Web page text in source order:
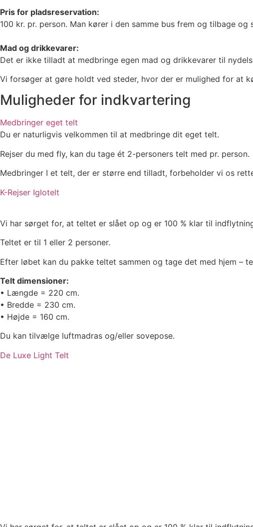
Pris for pladsreservation:
100 kr. pr. person. Man kører i den samme bus frem og tilbage
Mad og drikkevarer:
Det er ikke tilladt at medbringe egen mad og drikkevarer til
Vi forsøger at gøre holdt ved steder, hvor der er mulighed for at
Muligheder for indkvartering
Medbringer eget telt
Du er naturligvis velkommen til at medbringe dit eget telt.
Rejser du med fly, kan du tage ét 2-personers telt med pr. person.
Medbringer I et telt, der er større end tilladt, forbeholder vi os
K-Rejser Iglotelt
Vi har sørget for, at teltet er slået op og er 100 % klar til
Teltet er til 1 eller 2 personer.
Efter løbet kan du pakke teltet sammen og tage det med hjem –
Telt dimensioner:
• Længde = 220 cm.
• Bredde = 230 cm.
• Højde = 160 cm.
Du kan tilvælge luftmadras og/eller sovepose.
De Luxe Light Telt